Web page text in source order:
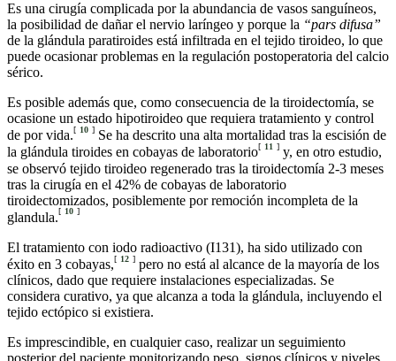
Es una cirugía complicada por la abundancia de vasos sanguíneos,
la posibilidad de dañar el nervio laríngeo y porque la “pars difusa”
de la glándula paratiroides está infiltrada en el tejido tiroideo, lo que
puede ocasionar problemas en la regulación postoperatoria del calcio
sérico.
Es posible además que, como consecuencia de la tiroidectomía, se
ocasione un estado hipotiroideo que requiera tratamiento y control
de por vida.[ 10 ] Se ha descrito una alta mortalidad tras la escisión de
la glándula tiroides en cobayas de laboratorio[ 11 ] y, en otro estudio,
se observó tejido tiroideo regenerado tras la tiroidectomía 2-3 meses
tras la cirugía en el 42% de cobayas de laboratorio
tiroidectomizados, posiblemente por remoción incompleta de la
glandula.[ 10 ]
El tratamiento con iodo radioactivo (I131), ha sido utilizado con
éxito en 3 cobayas,[ 12 ] pero no está al alcance de la mayoría de los
clínicos, dado que requiere instalaciones especializadas. Se
considera curativo, ya que alcanza a toda la glándula, incluyendo el
tejido ectópico si existiera.
Es imprescindible, en cualquier caso, realizar un seguimiento